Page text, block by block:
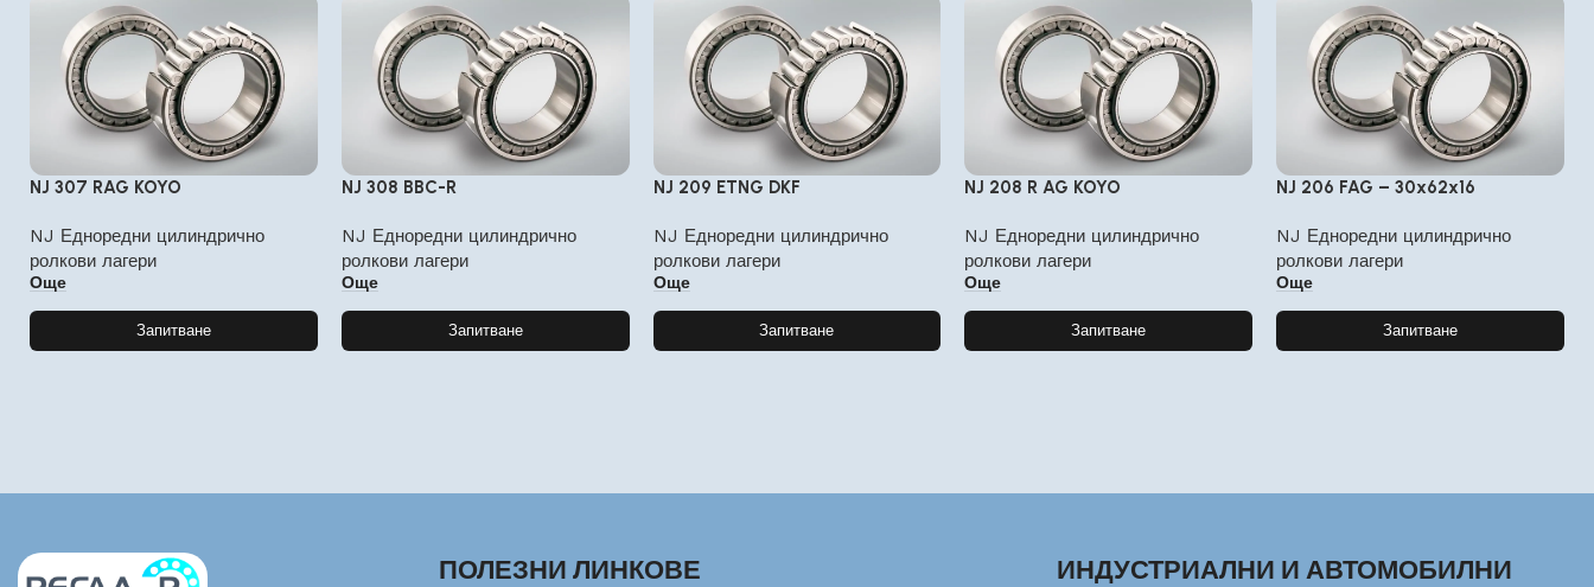
NJ 307 RAG KOYO
NJ Едноредни цилиндрично
ролкови лагери
Още
Запитване
NJ 308 BBC-R
NJ Едноредни цилиндрично
ролкови лагери
Още
Запитване
NJ 209 ETNG DKF
NJ Едноредни цилиндрично
ролкови лагери
Още
Запитване
NJ 208 R AG KOYO
NJ Едноредни цилиндрично
ролкови лагери
Още
Запитване
NJ 206 FAG – 30x62x16
NJ Едноредни цилиндрично
ролкови лагери
Още
Запитване
ПОЛЕЗНИ ЛИНКОВЕ ИНДУСТРИАЛНИ И АВТОМОБИЛНИ